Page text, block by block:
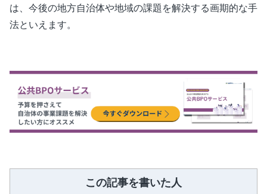
は、今後の地方自治体や地域の課題を解決する画期的な手
法といえます。
この記事を書いた人